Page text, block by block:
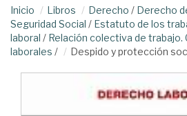
Inicio Libros Derecho / Derecho
Seguridad Social / Estatuto de los
laboral / Relación colectiva de
laborales / Despido y protección